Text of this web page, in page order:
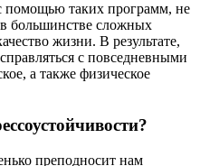
помощью таких программ, не
в большинстве сложных
жизни. В результате,
с повседневными
а также физическое
преподносит нам